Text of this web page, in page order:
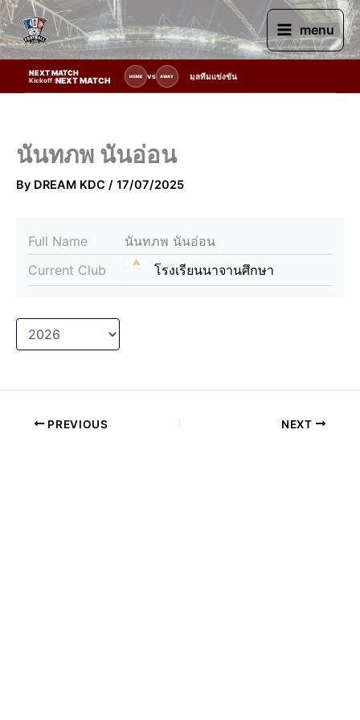
Skip
to
content
menu
NEXT MATCH
Kickoff :NEXT MATCH HOME VS AWAY
รายการแข่งขัน | รอระบุวันแข่งขัน | รอข้อมูลทีมแข่งขัน
นันทภพ นันอ่อน
By DREAM KDC / 17/07/2025
Full Name
นันทภพ นันอ่อน
Current Club
โรงเรียนนาจานศึกษา
PREVIOUS NEXT